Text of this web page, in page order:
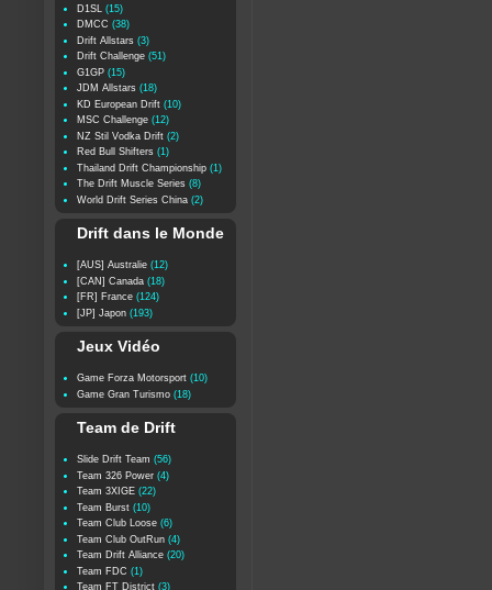
D1SL
(15)
DMCC (38)
Drift Allstars (3)
Drift Challenge (51)
G1GP (15)
JDM Allstars (18)
KD European Drift (10)
MSC Challenge (12)
NZ Stil Vodka Drift (2)
Red Bull Shifters (1)
Thailand Drift Championship (1)
The Drift Muscle Series (8)
World Drift Series China (2)
Drift dans le Monde
[AUS] Australie (12)
[CAN] Canada (18)
[FR] France (124)
[JP] Japon (193)
Jeux Vidéo
Game Forza Motorsport (10)
Game Gran Turismo (18)
Team de Drift
Slide Drift Team (56)
Team 326 Power (4)
Team 3XIGE (22)
Team Burst (10)
Team Club Loose (6)
Team Club OutRun (4)
Team Drift Alliance (20)
Team FDC (1)
Team FT District (3)